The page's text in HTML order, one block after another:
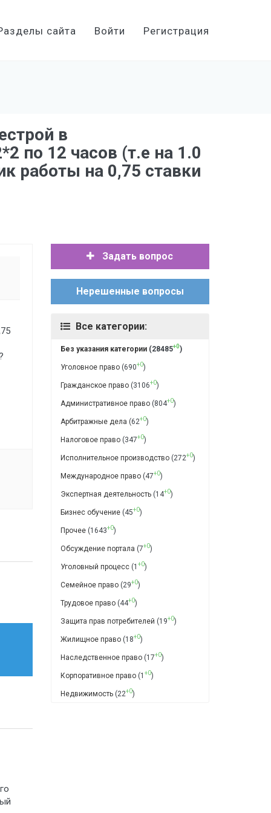
сайта Войти Регистрация
в
по 12 часов (т.е на 1.0
работы на 0,75 ставки
Задать вопрос
Нерешенные вопросы
Все категории:
Без указания категории(28485+0)
Уголовное право(690+0)
Гражданское право(3106+0)
Административное право(804+0)
Арбитражные дела (62+0)
Налоговое право(347+0)
Исполнительное производство(272+0)
Международное право(47+0)
Экспертная деятельность(14+0)
Бизнес обучение(45+0)
Прочее(1643+0)
Обсуждение портала (7+0)
Уголовный процесс(1 +0)
Семейное право(29+0)
Трудовое право(44+0)
Защита прав потребителей (19+0)
Жилищное право(18+0)
Наследственное право(17+0)
Корпоративное право(1 +0)
Недвижимость(22+0)